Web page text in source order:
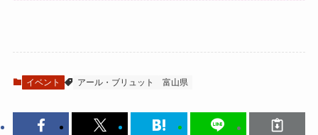
イベント アール・ブリュット 富山県